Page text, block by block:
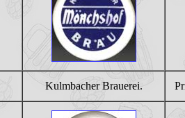
Kulmbacher Brauerei.